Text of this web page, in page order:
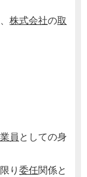
株式会社の取
員としての身
り委任関係と